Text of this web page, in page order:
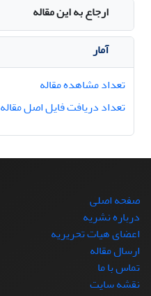
ارجاع به این مقاله
آمار
تعداد مشاهده مقاله
تعداد دریافت فایل اصل مقاله
صفحه اصلی
درباره نشریه
اعضای هیات تحریریه
ارسال مقاله
تماس با ما
نقشه سایت